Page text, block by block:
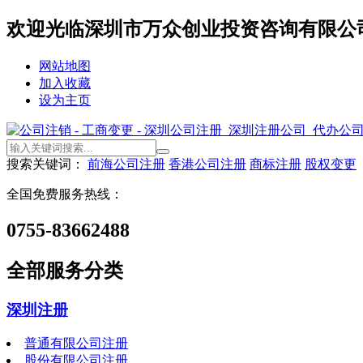
欢迎光临深圳市万众创业投资咨询有限公
网站地图
加入收藏
设为主页
搜索关键词： 前海公司注册 香港公司注册 商标注册 股权变更
全国免费服务热线：
0755-83662488
全部服务分类
深圳注册
普通有限公司注册